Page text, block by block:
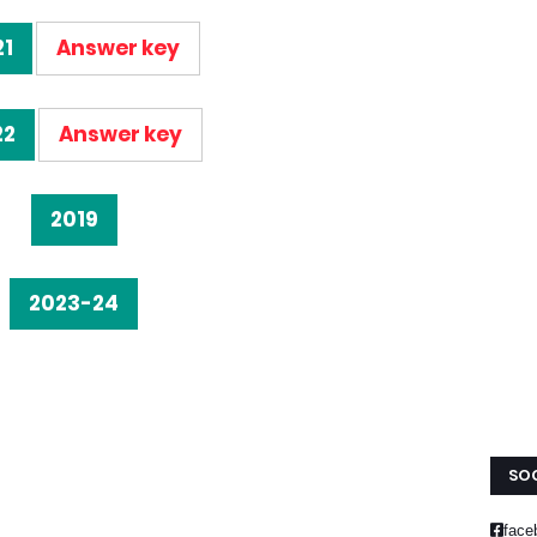
Answer key
Answer key
2019
2023-24